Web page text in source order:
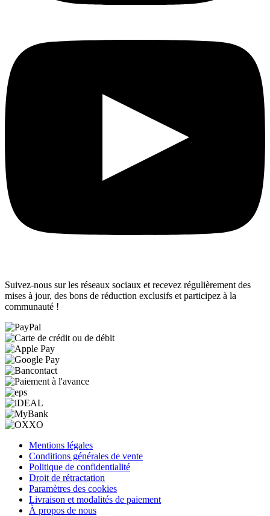
Suivez-nous sur les réseaux sociaux et recevez régulièrement des
mises à jour, des bons de réduction exclusifs et participez à la
communauté !
Mentions légales
Conditions générales de vente
Politique de confidentialité
Droit de rétractation
Paramètres des cookies
Livraison et modalités de paiement
À propos de nous